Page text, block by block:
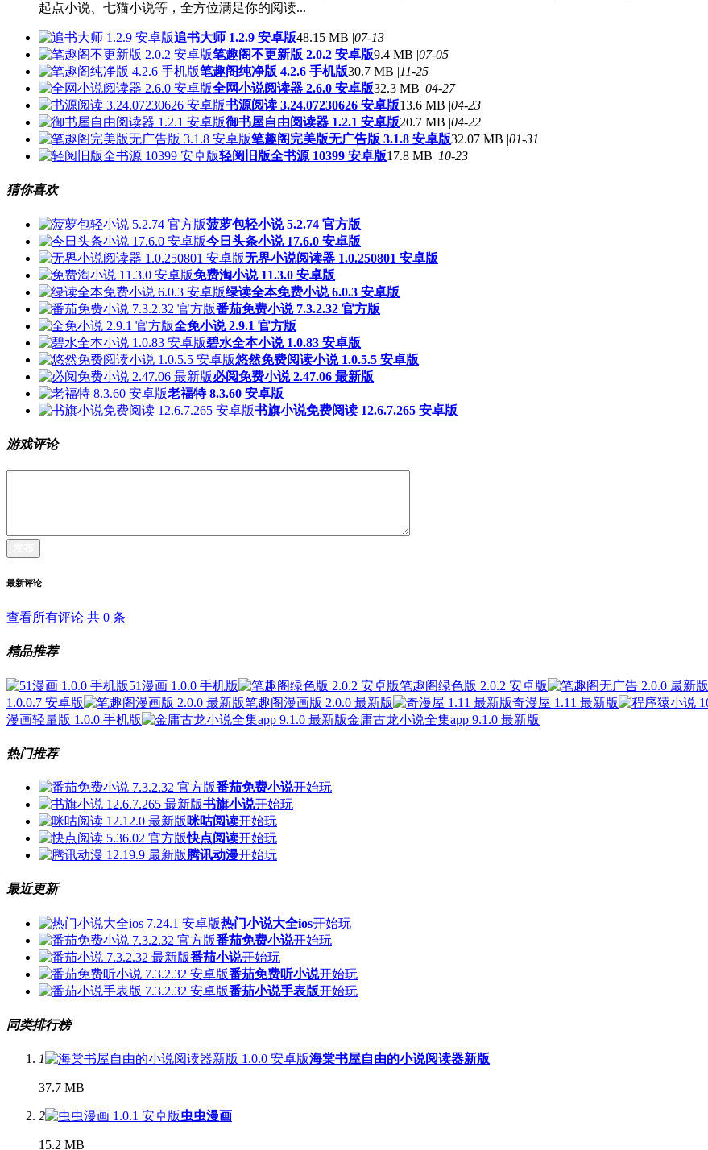
起点小说、七猫小说等，全方位满足你的阅读...
追书大师 1.2.9 安卓版48.15 MB |07-13
笔趣阁不更新版 2.0.2 安卓版9.4 MB |07-05
笔趣阁纯净版 4.2.6 手机版30.7 MB |11-25
全网小说阅读器 2.6.0 安卓版32.3 MB |04-27
书源阅读 3.24.07230626 安卓版13.6 MB |04-23
御书屋自由阅读器 1.2.1 安卓版20.7 MB |04-22
笔趣阁完美版无广告版 3.1.8 安卓版32.07 MB |01-31
轻阅旧版全书源 10399 安卓版17.8 MB |10-23
猜你喜欢
菠萝包轻小说 5.2.74 官方版
今日头条小说 17.6.0 安卓版
无界小说阅读器 1.0.250801 安卓版
免费淘小说 11.3.0 安卓版
绿读全本免费小说 6.0.3 安卓版
番茄免费小说 7.3.2.32 官方版
全免小说 2.9.1 官方版
碧水全本小说 1.0.83 安卓版
悠然免费阅读小说 1.0.5.5 安卓版
必阅免费小说 2.47.06 最新版
老福特 8.3.60 安卓版
书旗小说免费阅读 12.6.7.265 安卓版
游戏评论
最新评论
查看所有评论 共 0 条
精品推荐
51漫画 1.0.0 手机版 笔趣阁绿色版 2.0.2 安卓版
1.0.0.7 安卓版
笔趣阁漫画版 2.0.0 最新版 奇漫屋 1.11 最新版
漫画轻量版 1.0.0 手机版
金庸古龙小说全集app 9.1.0 最新版
热门推荐
番茄免费小说开始玩
书旗小说开始玩
咪咕阅读开始玩
快点阅读开始玩
腾讯动漫开始玩
最近更新
热门小说大全ios开始玩
番茄免费小说开始玩
番茄小说开始玩
番茄免费听小说开始玩
番茄小说手表版开始玩
同类排行榜
1 海棠书屋自由的小说阅读器新版
37.7 MB
2 虫虫漫画
15.2 MB